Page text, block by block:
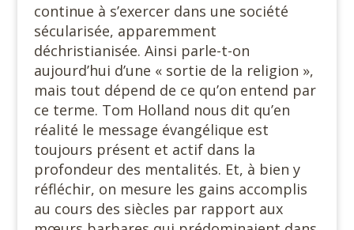
continue à s’exercer dans une société
sécularisée, apparemment
déchristianisée. Ainsi parle-t-on
aujourd’hui d’une « sortie de la religion »,
mais tout dépend de ce qu’on entend par
ce terme. Tom Holland nous dit qu’en
réalité le message évangélique est
toujours présent et actif dans la
profondeur des mentalités. Et, à bien y
réfléchir, on mesure les gains accomplis
au cours des siècles par rapport aux